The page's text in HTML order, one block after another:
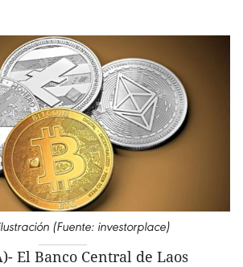
(Fuente: investorplace)
El Banco Central de Laos